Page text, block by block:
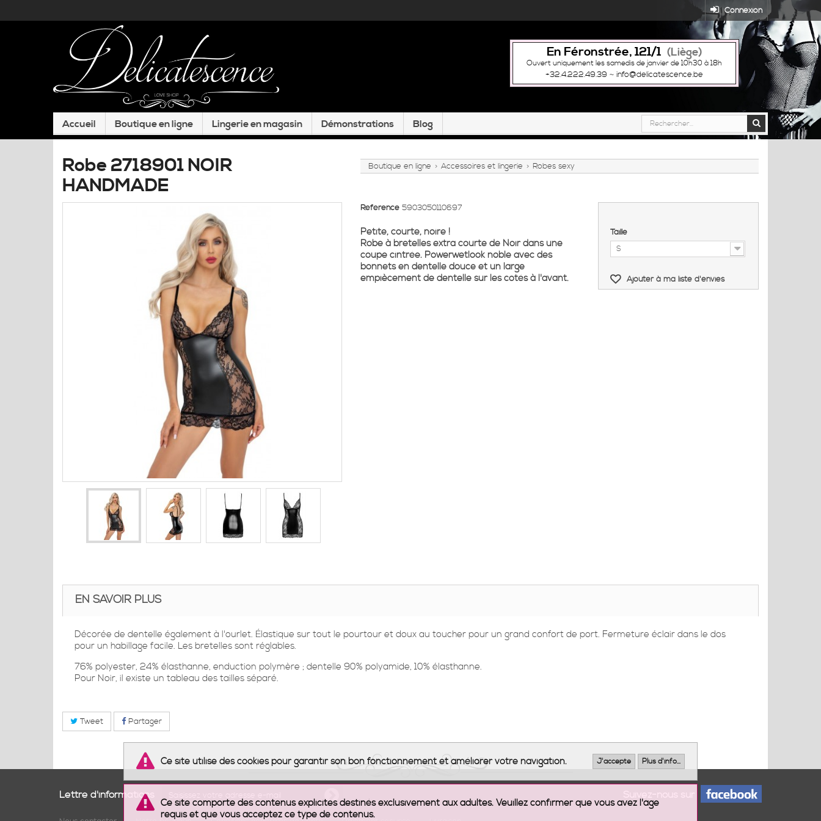
Connexion
En Féronstrée, 121/1 (Liège)
Ouvert uniquement les samedis de janvier de 10h30 à 18h
+32.4.222.49.39 ~ info@delicatescence.be
Accueil Boutique en ligne Lingerie en magasin Démonstrations Blog
Robe 2718901 NOIR
HANDMADE
Boutique en ligne > Accessoires et lingerie > Robes sexy
Référence 5903050110697
Petite, courte, noire !
Robe à bretelles extra courte de Noir dans une
coupe cintrée. Powerwetlook noble avec des
bonnets en dentelle douce et un large
empiècement de dentelle sur les côtés à l'avant.
Taille
S
Ajouter à ma liste d'envies
EN SAVOIR PLUS
Décorée de dentelle également à l'ourlet. Élastique sur tout le pourtour et doux au toucher pour un grand confort de port. Fermeture éclair dans le dos
pour un habillage facile. Les bretelles sont réglables.
76% polyester, 24% élasthanne, enduction polymère ; dentelle 90% polyamide, 10% élasthanne.
Pour Noir, il existe un tableau des tailles séparé.
Tweet Partager
Lettre d'informations
Ce site utilise des cookies pour garantir son bon fonctionnement et améliorer votre navigation. J'accepte Plus d'info...
Ce site comporte des contenus explicites destinés exclusivement aux adultes. Veuillez confirmer que vous avez l'âge
requis et que vous acceptez ce type de contenus.